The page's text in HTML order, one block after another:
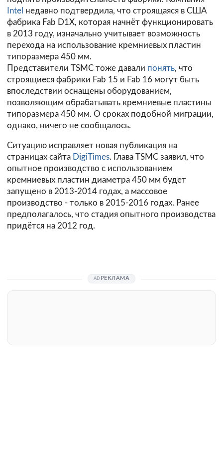
Intel недавно подтвердила, что строящаяся в США
фабрика Fab D1X, которая начнёт функционировать
в 2013 году, изначально учитывает возможность
перехода на использование кремниевых пластин
типоразмера 450 мм.
Представители TSMC тоже давали понять, что
строящиеся фабрики Fab 15 и Fab 16 могут быть
впоследствии оснащены оборудованием,
позволяющим обрабатывать кремниевые пластины
типоразмера 450 мм. О сроках подобной миграции,
однако, ничего не сообщалось.
Ситуацию исправляет новая публикация на
страницах сайта DigiTimes. Глава TSMC заявил, что
опытное производство с использованием
кремниевых пластин диаметра 450 мм будет
запущено в 2013-2014 годах, а массовое
производство - только в 2015-2016 годах. Ранее
предполагалось, что стадия опытного производства
придётся на 2012 год.
РЕКЛАМА